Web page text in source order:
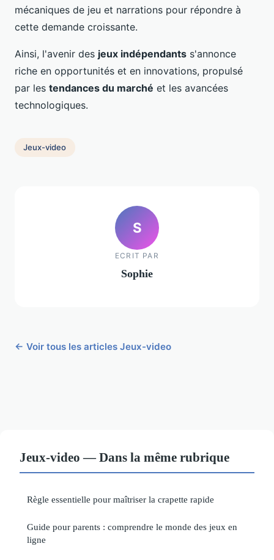
mécaniques de jeu et narrations pour répondre à
cette demande croissante.
Ainsi, l'avenir des jeux indépendants s'annonce
riche en opportunités et en innovations, propulsé
par les tendances du marché et les avancées
technologiques.
Jeux-video
S
ECRIT PAR
Sophie
← Voir tous les articles Jeux-video
Jeux-video — Dans la même rubrique
Règle essentielle pour maîtriser la crapette rapide
Guide pour parents : comprendre le monde des jeux en
ligne